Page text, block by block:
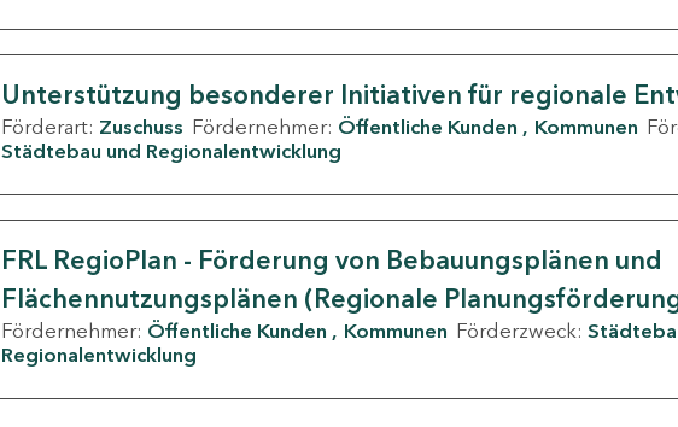
Unterstützung besonderer Initiativen für regionale
Förderart: Zuschuss Fördernehmer: Öffentliche Kunden Kommunen
Städtebau und Regionalentwicklung
FRL RegioPlan - Förderung von Bebauungsplänen und
Flächennutzungsplänen (Regionale
Fördernehmer: Öffentliche Kunden Kommunen Förderzweck:
Regionalentwicklung